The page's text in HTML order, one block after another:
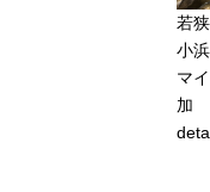
若
小
マ
加